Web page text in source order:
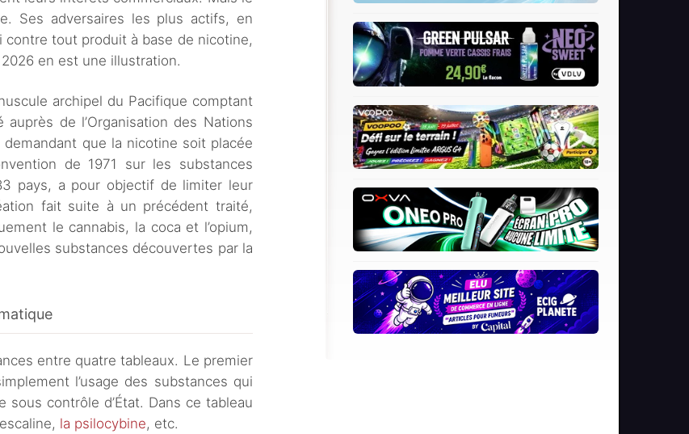
Ses adversaires les plus actifs, en
contre tout produit à base de nicotine,
en est une illustration.
archipel du Pacifique comptant
de l’Organisation des Nations
demandant que la nicotine soit placée
de 1971 sur les substances
pays, a pour objectif de limiter leur
fait suite à un précédent traité,
le cannabis, la coca et l’opium,
substances découvertes par la
entre quatre tableaux. Le premier
l’usage des substances qui
sous contrôle d’État. Dans ce tableau
la psilocybine, etc.